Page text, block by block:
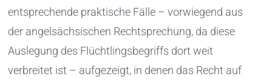
entsprechende praktische Fälle – vorwiegend aus
der angelsächsischen Rechtsprechung, da diese
Auslegung des Flüchtlingsbegriffs dort weit
verbreitet ist – aufgezeigt, in denen das Recht auf